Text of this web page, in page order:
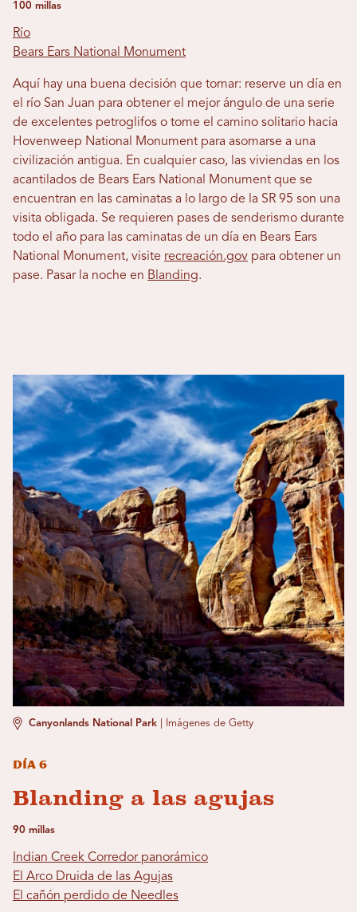
100 millas
Río
Bears Ears National Monument
Aquí hay una buena decisión que tomar: reserve un día en
el río San Juan para obtener el mejor ángulo de una serie
de excelentes petroglifos o tome el camino solitario hacia
Hovenweep National Monument para asomarse a una
civilización antigua. En cualquier caso, las viviendas en los
acantilados de Bears Ears National Monument que se
encuentran en las caminatas a lo largo de la SR 95 son una
visita obligada. Se requieren pases de senderismo durante
todo el año para las caminatas de un día en Bears Ears
National Monument, visite recreación.gov para obtener un
pase. Pasar la noche en Blanding.
Canyonlands National Park Imágenes de Getty
Día 6
Blanding a las agujas
90 millas
Indian Creek Corredor panorámico
El Arco Druida de las Agujas
El cañón perdido de Needles